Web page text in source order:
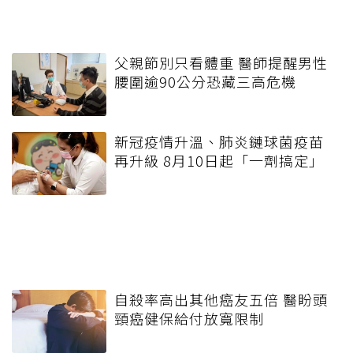
父親節別只看體重 醫師提醒男性
腰圍逾90公分恐藏三高危機
新冠疫情升溫、肺炎鏈球菌疫苗
再升級 8月10日起「一劑搞定」
自殺率高出其他癌友五倍 醫盼頭
頸癌健保給付放寬限制